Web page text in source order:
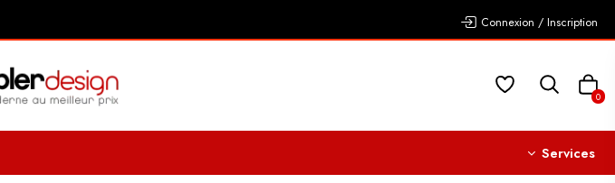
Connexion / Inscription
0
Services